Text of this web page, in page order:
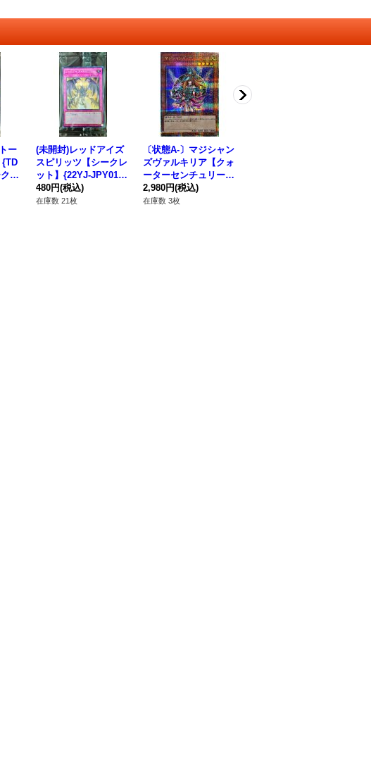
ー
{TD
(未開封)レッドアイズ
スピリッツ【シークレ
ット】{22YJ-JPY01}
《罠》
480円(税込)
在庫数 21枚
〔状態A-〕マジシャン
ズヴァルキリア【クォ
ーターセンチュリーシ
ークレット】{QCLP-J
P017}《モンスター》
2,980円(税込)
在庫数 3枚